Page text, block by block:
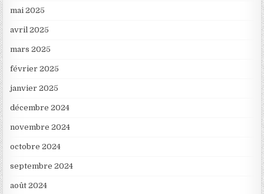
mai 2025
avril 2025
mars 2025
février 2025
janvier 2025
décembre 2024
novembre 2024
octobre 2024
septembre 2024
août 2024